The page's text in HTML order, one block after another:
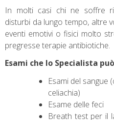
In molti casi chi ne soffre
disturbi da lungo tempo, altre
eventi emotivi o fisici molto
pregresse terapie antibiotiche.
Esami che lo Specialista
Esami del sangue
celiachia)
Esame delle feci
Breath test per il